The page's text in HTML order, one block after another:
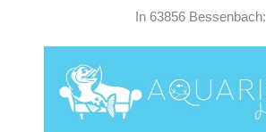
In 63856 Bessenbach: